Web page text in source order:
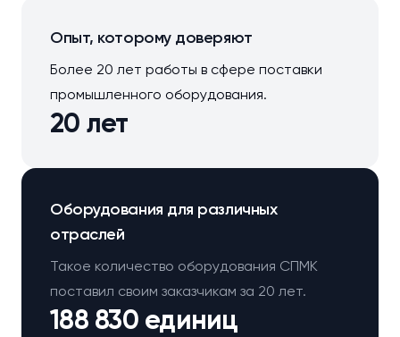
20 лет
Опыт, которому доверяют
Более 20 лет работы в сфере поставки
промышленного оборудования.
188 830 единиц
Оборудования для различных
отраслей
Такое количество оборудования СПМК
поставил своим заказчикам за 20 лет.